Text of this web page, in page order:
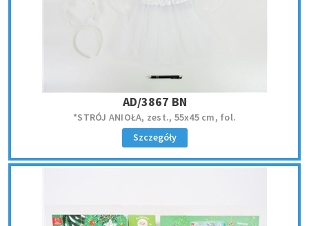
AD/3867 BN
*STRÓJ ANIOŁA, zest., 55x45 cm, fol.
Szczegóły